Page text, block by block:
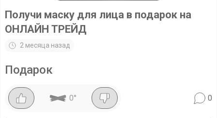
Получи маску для лица в подарок на
ОНЛАЙН ТРЕЙД
2 месяца назад
Подарок
0° 0